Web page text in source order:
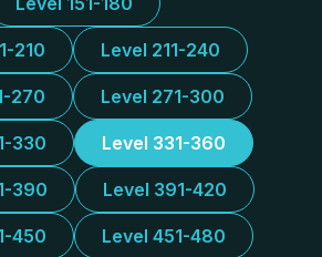
210 Level 211-240
270 Level 271-300
330 Level 331-360
390 Level 391-420
450 Level 451-480